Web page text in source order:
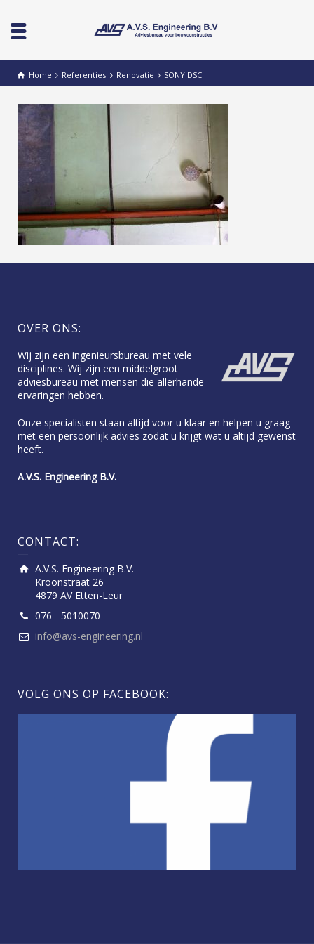
Home Referenties Renovatie SONY DSC
OVER ONS:
Wij zijn een ingenieursbureau met vele
disciplines. Wij zijn een middelgroot
adviesbureau met mensen die allerhande
ervaringen hebben.
Onze specialisten staan altijd voor u klaar en helpen u graag
met een persoonlijk advies zodat u krijgt wat u altijd gewenst
heeft.
A.V.S. Engineering B.V.
CONTACT:
A.V.S. Engineering B.V.
Kroonstraat 26
4879 AV Etten-Leur
076 - 5010070
info@avs-engineering.nl
VOLG ONS OP FACEBOOK: